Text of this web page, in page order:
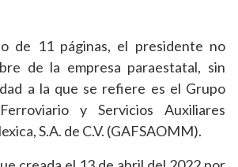
de 11 páginas, el presidente no
de la empresa paraestatal, sin
a la que se refiere es el Grupo
y Servicios Auxiliares
S.A. de C.V. (GAFSAOMM).